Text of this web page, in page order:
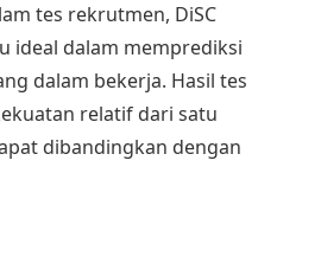
tes rekrutmen, DiSC
ideal dalam memprediksi
dalam bekerja. Hasil tes
relatif dari satu
dibandingkan dengan